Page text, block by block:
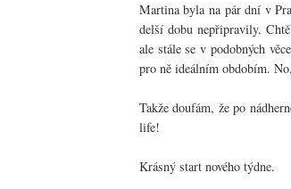
Martina byla na pár dní v
delší dobu nepřipravily.
ale stále se v podobných
pro ně ideálním obdobím.
Takže doufám, že po
life!
Krásný start nového týdne.